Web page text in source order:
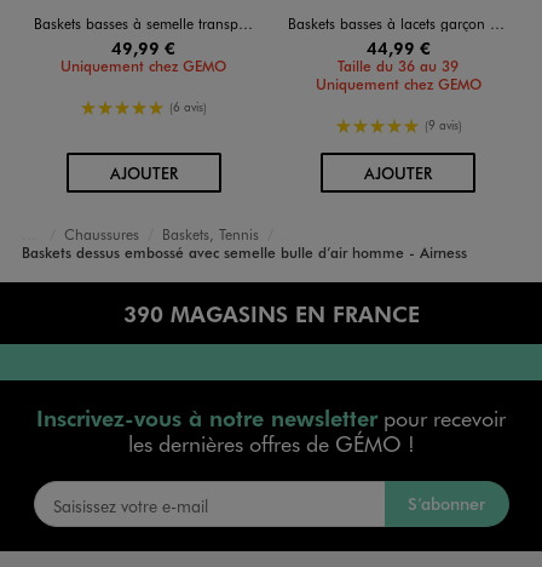
Baskets basses à semelle transparente homme - Airness
49,99 €
Uniquement chez GEMO
5/5 de moyenne
(6 avis)
AJOUTERAU PANIER
Baskets basses à lacets garçon - Airness
44,99 €
Taille du 36 au 39
Uniquement chez GEMO
5/5 de moyenne
(9 avis)
AJOUTERAU PANIER
Accueil
Homme
Chaussures
Baskets, Tennis
Baskets dessus embossé avec semelle bulle d’air homme - Airness
390 MAGASINS EN FRANCE
Inscrivez-vous à notre newsletterpour recevoir
les dernières offres de GÉMO !
S’abonner